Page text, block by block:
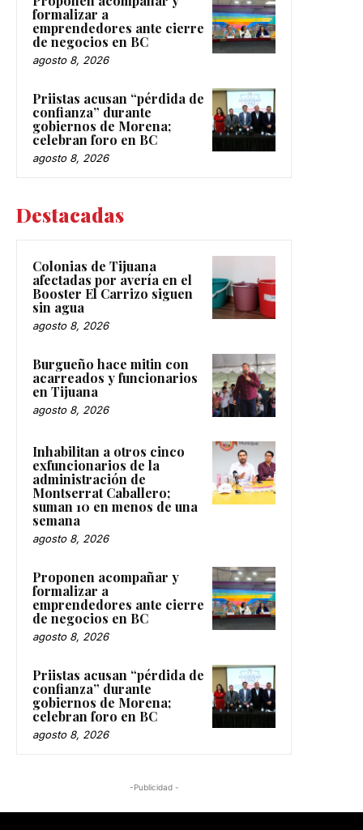
formalizar a
emprendedores ante cierre
de negocios en BC
agosto 8, 2026
Priistas acusan “pérdida de
confianza” durante
gobiernos de Morena;
celebran foro en BC
agosto 8, 2026
Destacadas
Colonias de Tijuana
afectadas por avería en el
Booster El Carrizo siguen
sin agua
agosto 8, 2026
Burgueño hace mitin con
acarreados y funcionarios
en Tijuana
agosto 8, 2026
Inhabilitan a otros cinco
exfuncionarios de la
administración de
Montserrat Caballero;
suman 10 en menos de una
semana
agosto 8, 2026
Proponen acompañar y
formalizar a
emprendedores ante cierre
de negocios en BC
agosto 8, 2026
Priistas acusan “pérdida de
confianza” durante
gobiernos de Morena;
celebran foro en BC
agosto 8, 2026
-Publicidad -